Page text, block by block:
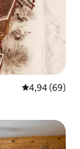
Gemiddelde
4,94 (69)